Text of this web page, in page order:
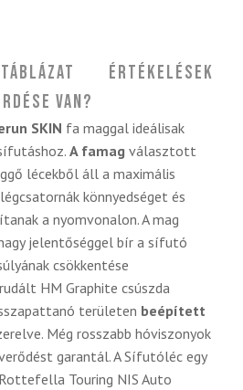
Értékelések
van?
SKIN fa maggal ideálisak
A famag választott
lécekből áll a maximális
könnyedséget és
a nyomvonalon. A mag
jelentőséggel bír a sífutó
csökkentése
HM Graphite csúszda
területen beépített
Még rosszabb hóviszonyok
garantál. A Sífutóléc egy
Touring NIS Auto